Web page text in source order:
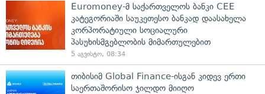
Euromoney-მ საქართველოს ბანკი CEE
კატეგორიაში საუკეთესო ბანკად დაასახელა
კორპორატიული სოციალური
პასუხისმგებლობის მიმართულებით
5 აგვისტო, 08:34
თიბისიმ Global Finance-ისგან კიდევ ერთი
საერთაშორისო ჯილდო მიიღო